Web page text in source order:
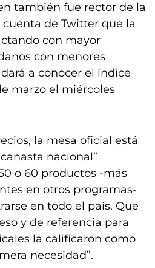
también fue rector de la
cuenta de Twitter que la
con mayor
con menores
dará a conocer el índice
marzo el miércoles
la mesa oficial está
nacional”
o 60 productos -más
en otros programas-
en todo el país. Que
y de referencia para
la calificaron como
necesidad”.